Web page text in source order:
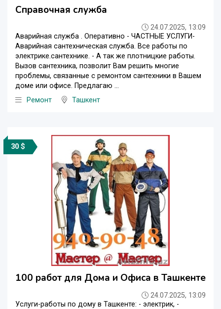
Cправочная служба
24.07.2025, 13:09
Аварийная служба . Оперативно - ЧАСТНЫЕ УСЛУГИ-
Аварийная сантехническая служба. Все работы по
электрике.сантехнике. - А так же плотницкие работы.
Вызов сантехника, позволит Вам решить многие
проблемы, связанные с ремонтом сантехники в Вашем
доме или офисе. Предлагаю ...
Ремонт
Ташкент
30 $
100 работ для Дома и Офиса в Ташкенте
24.07.2025, 13:09
Услуги-работы по дому в Ташкенте: - электрик, -